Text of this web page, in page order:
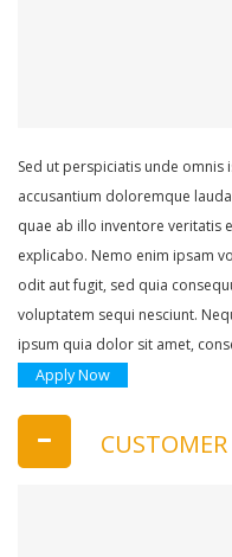
Sed ut perspiciatis unde
accusantium doloremque
quae ab illo inventore veritatis
explicabo. Nemo enim ipsam
odit aut fugit, sed quia
voluptatem sequi nesciunt.
ipsum quia dolor sit amet,
Apply Now